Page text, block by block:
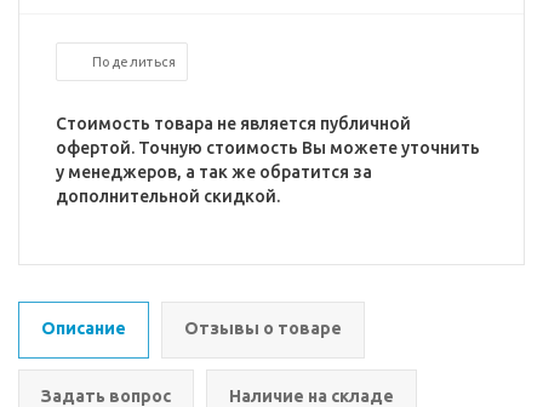
Поделиться
Стоимость товара не является публичной
офертой. Точную стоимость Вы можете уточнить
у менеджеров, а так же обратится за
дополнительной скидкой.
Описание Отзывы о товаре
Задать вопрос Наличие на складе